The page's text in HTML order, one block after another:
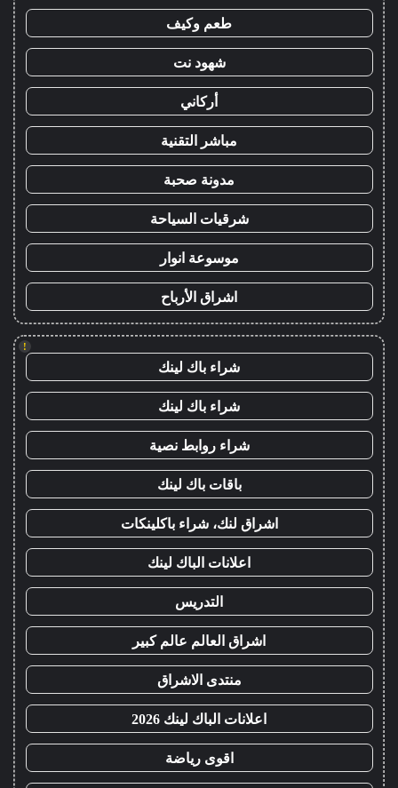
طعم وكيف
شهود نت
أركاني
مباشر التقنية
مدونة صحبة
شرقيات السياحة
موسوعة انوار
اشراق الأرباح
!
شراء باك لينك
شراء باك لينك
شراء روابط نصية
باقات باك لينك
اشراق لنك، شراء باكلينكات
اعلانات الباك لينك
التدريس
اشراق العالم عالم كبير
منتدى الاشراق
اعلانات الباك لينك 2026
اقوى رياضة